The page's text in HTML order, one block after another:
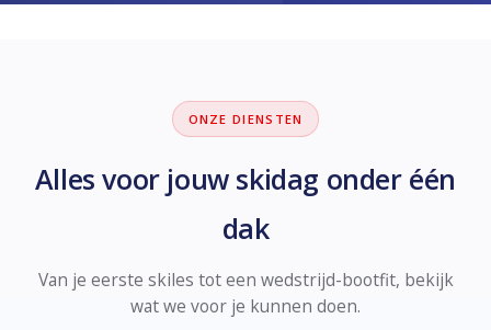
ONZE DIENSTEN
Alles voor jouw skidag onder één
dak
Van je eerste skiles tot een wedstrijd-bootfit, bekijk
wat we voor je kunnen doen.